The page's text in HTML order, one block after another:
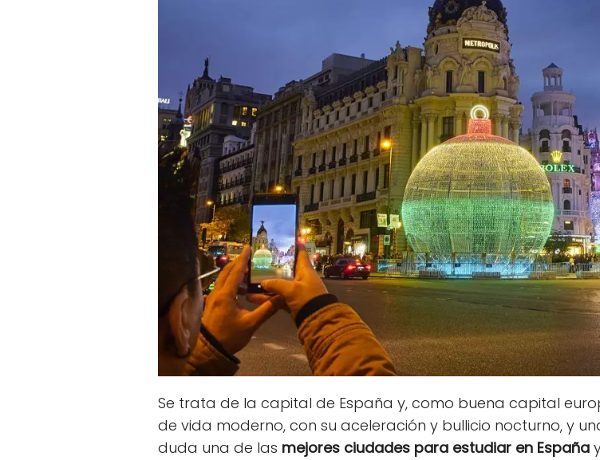
Se trata de la capital de España y, como buena capital
de vida moderno, con su aceleración y bullicio nocturno, y
duda una de las mejores ciudades para estudiar en España